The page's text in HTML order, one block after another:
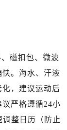
广西省南宁市青秀区金湖路59号地王大厦12楼1224室万国售后服务中心（需提前预约）
安徽省合肥市蜀山区潜山路111号万象城华润大厦B座12楼03室万国售后服务中心（需提前预约）
福建省泉州市丰泽区宝洲路729号浦西万达中心写字楼A座7楼709室万国售后服务中心（需提前预约）
山东省青岛市南区山东路6号华润大厦B座22层04室万国售后服务中心（需提前预约）
磁扣包、微波
。海水、汗液
，建议运动后
严格遵循24小
调整日历（防止